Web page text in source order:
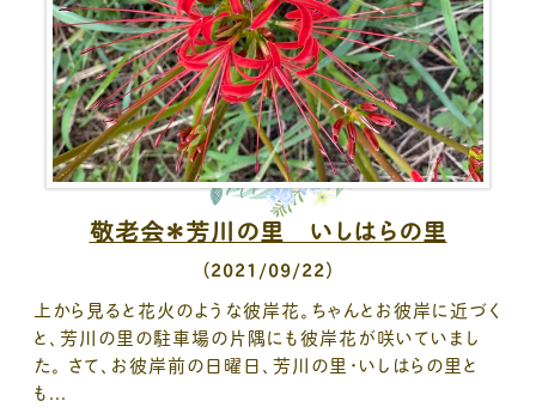
敬老会＊芳川の里 いしはらの里
（2021/09/22）
上から見ると花火のような彼岸花。ちゃんとお彼岸に近づく
と、芳川の里の駐車場の片隅にも彼岸花が咲いていまし
た。 さて、お彼岸前の日曜日、芳川の里・いしはらの里と
も...